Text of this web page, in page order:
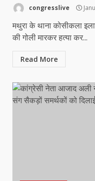
congresslive
मथुरा के थाना कोसीकला
की गोली मारकर हत्या कर...
Read More